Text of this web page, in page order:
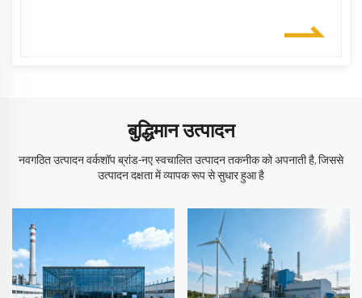
बुद्धिमान उत्पादन
नवगठित उत्पादन वर्कशॉप ब्रांड-नए स्वचालित उत्पादन तकनीक को अपनाती है, जिससे
उत्पादन दक्षता में व्यापक रूप से सुधार हुआ है